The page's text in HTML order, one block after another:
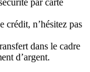
par carte
crédit, n’hésitez pas
dans le cadre
d’argent.